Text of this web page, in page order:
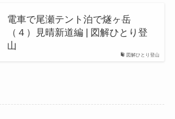
図解ひとり登山
電車で尾瀬テント泊で燧ヶ岳
（４）見晴新道編 | 図解ひとり登
山